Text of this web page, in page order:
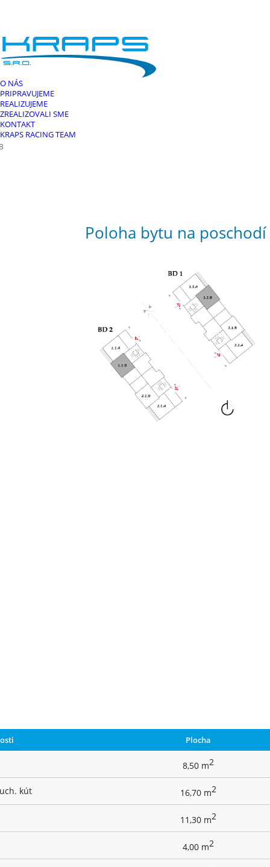
O NÁS
PRIPRAVUJEME
REALIZUJEME
ZREALIZOVALI SME
KONTAKT
KRAPS RACING TEAM
Poloha bytu na poschodí
Plocha
8,50 m2
kút 16,70 m2
11,30 m2
4,00 m2